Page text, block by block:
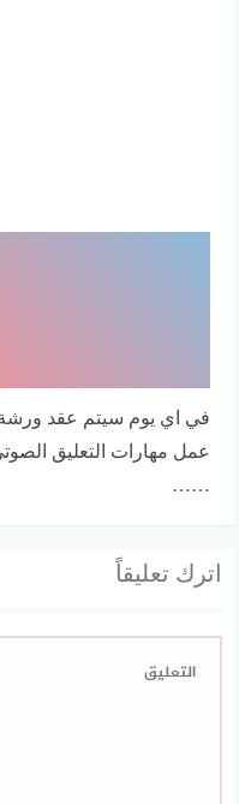
في اي يوم سيتم عقد
عمل مهارات التعليق
……
اترك تعليقاً